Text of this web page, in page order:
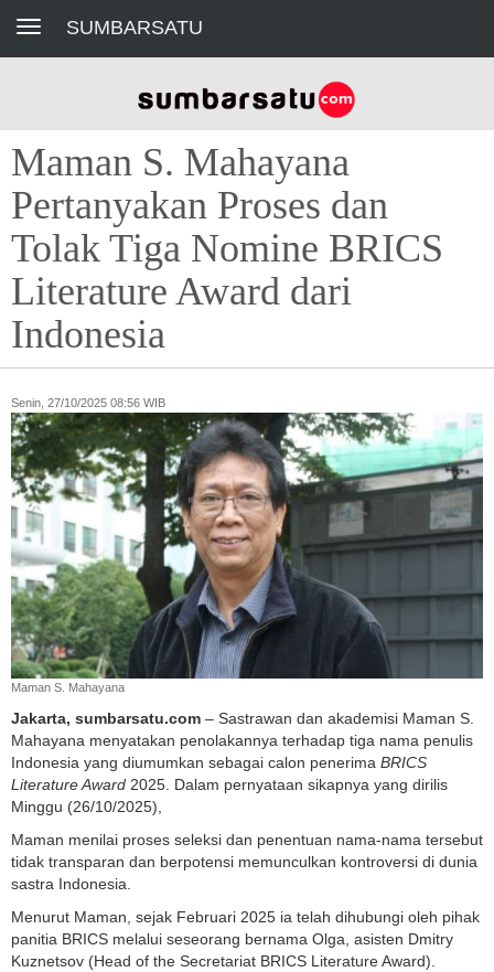
Toggle navigationSUMBARSATU
Maman S. Mahayana
Pertanyakan Proses dan
Tolak Tiga Nomine BRICS
Literature Award dari
Indonesia
Senin, 27/10/2025 08:56 WIB
Maman S. Mahayana
Jakarta, sumbarsatu.com – Sastrawan dan akademisi Maman S.
Mahayana menyatakan penolakannya terhadap tiga nama penulis
Indonesia yang diumumkan sebagai calon penerima BRICS
Literature Award 2025. Dalam pernyataan sikapnya yang dirilis
Minggu (26/10/2025),
Maman menilai proses seleksi dan penentuan nama-nama tersebut
tidak transparan dan berpotensi memunculkan kontroversi di dunia
sastra Indonesia.
Menurut Maman, sejak Februari 2025 ia telah dihubungi oleh pihak
panitia BRICS melalui seseorang bernama Olga, asisten Dmitry
Kuznetsov (Head of the Secretariat BRICS Literature Award).